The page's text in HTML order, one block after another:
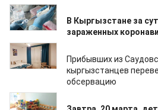
19.03.2020
В Кыргызстане за
зараженных
19.03.2020
Прибывших из
кыргызстанцев
обсервацию
19.03.2020